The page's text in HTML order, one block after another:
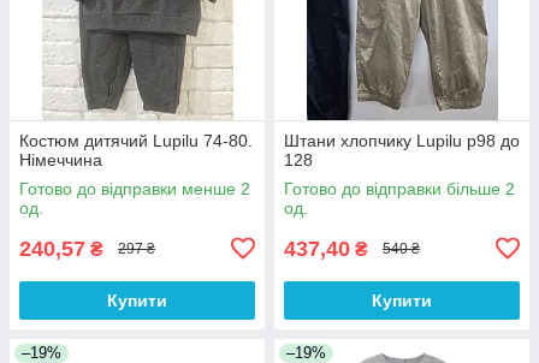
Костюм дитячий Lupilu 74-80.
Німеччина
Готово до відправки менше 2
од.
240,57 ₴ 297 ₴
Купити
Штани хлопчику Lupilu р98 до
128
Готово до відправки більше 2
од.
437,40 ₴ 540 ₴
Купити
–19% –19%